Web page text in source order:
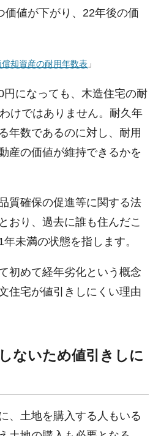
価値が下がり、22年後の価
却資産の耐用年数表 」
円になっても、木造住宅の耐
けではありません。耐久年
年数であるのに対し、耐用
産の価値が維持できるかを
質確保の促進等に関する法
おり、過去に誰も住んだこ
未満の状態を指します。
初めて経年劣化という概念
住宅が値引きしにくい理由
ないため値引きしに
、土地を購入する人もいる